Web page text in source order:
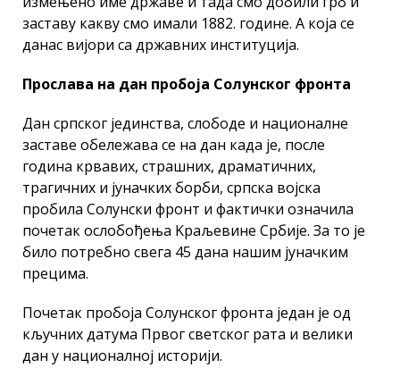
заставу какву смо имали 1882. године. А која се
данас вијори са државних институција.
Прослава на дан пробоја Солунског фронта
Дан српског јединства, слободе и националне
заставе обележава се на дан када је, после
година крвавих, страшних, драматичних,
трагичних и јуначких борби, српска војска
пробила Солунски фронт и фактички означила
почетак ослобођења Kраљевине Србије. За то је
било потребно свега 45 дана нашим јуначким
прецима.
Почетак пробоја Солунског фронта један је од
кључних датума Првог светског рата и велики
дан у националној историји.